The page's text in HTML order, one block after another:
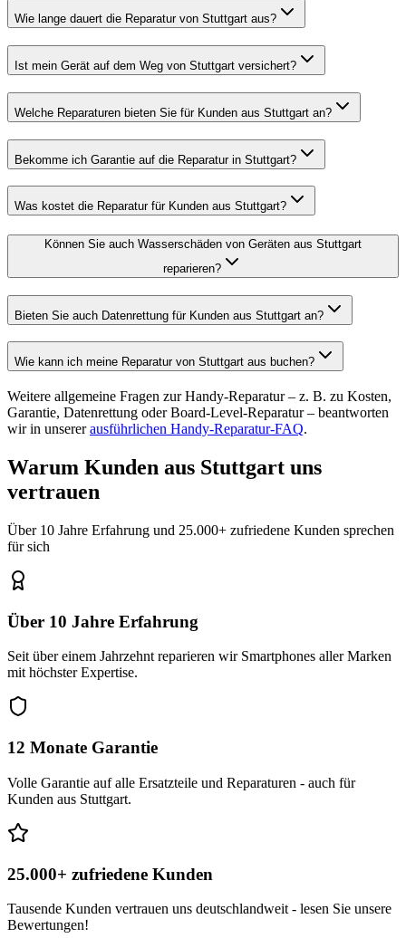
Wie lange dauert die Reparatur von Stuttgart aus?
Ist mein Gerät auf dem Weg von Stuttgart versichert?
Welche Reparaturen bieten Sie für Kunden aus Stuttgart an?
Bekomme ich Garantie auf die Reparatur in Stuttgart?
Was kostet die Reparatur für Kunden aus Stuttgart?
Können Sie auch Wasserschäden von Geräten aus Stuttgart
reparieren?
Bieten Sie auch Datenrettung für Kunden aus Stuttgart an?
Wie kann ich meine Reparatur von Stuttgart aus buchen?
Weitere allgemeine Fragen zur Handy-Reparatur – z. B. zu Kosten,
Garantie, Datenrettung oder Board-Level-Reparatur – beantworten
wir in unserer ausführlichen Handy-Reparatur-FAQ.
Warum Kunden aus Stuttgart uns
vertrauen
Über 10 Jahre Erfahrung und 25.000+ zufriedene Kunden sprechen
für sich
Über 10 Jahre Erfahrung
Seit über einem Jahrzehnt reparieren wir Smartphones aller Marken
mit höchster Expertise.
12 Monate Garantie
Volle Garantie auf alle Ersatzteile und Reparaturen - auch für
Kunden aus Stuttgart.
25.000+ zufriedene Kunden
Tausende Kunden vertrauen uns deutschlandweit - lesen Sie unsere
Bewertungen!